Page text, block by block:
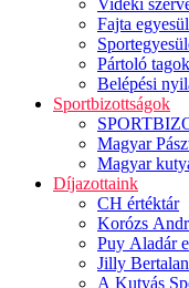
Vidéki
Fajta
Pártoló
Belépési
Sportbizottságok
Magyar
Magyar
Díjazottaink
CH értéktár
Korózs
Puy Aladár
Jilly
A Kutyás